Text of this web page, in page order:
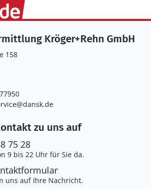
Kröger+Rehn GmbH
158
zu uns auf
75 28
9 bis 22 Uhr für Sie da.
uns auf Ihre Nachricht.